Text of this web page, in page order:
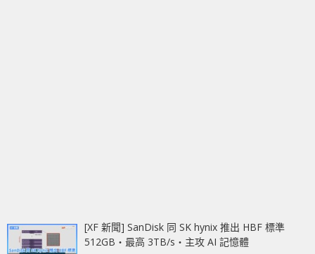
[XF 新聞] SanDisk 同 SK hynix 推出 HBF 標準
512GB‧最高 3TB/s‧主攻 AI 記憶體